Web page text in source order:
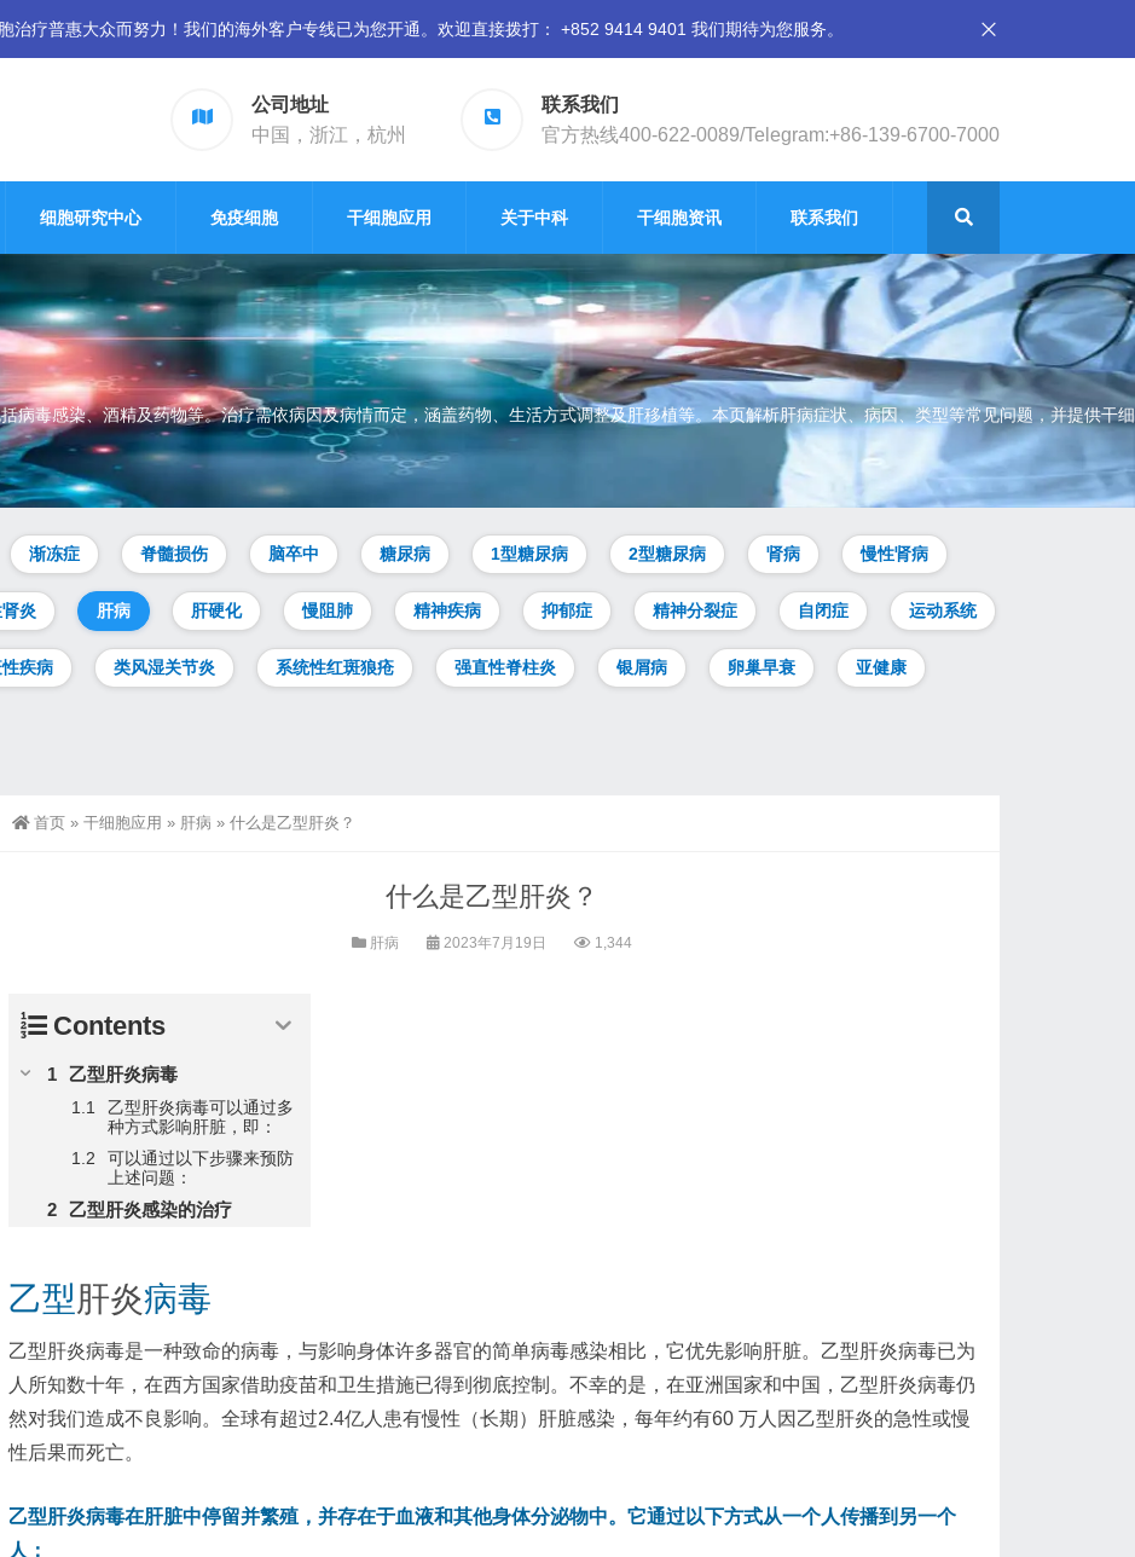
治疗普惠大众而努力！我们的海外客户专线已为您开通。欢迎直接拨打： +852 9414 9401 我们期待为您服务。
公司地址
中国，浙江，杭州
联系我们
官方热线400-622-0089/Telegram:+86-139-6700-7000
细胞研究中心 免疫细胞 干细胞应用 关于中科 干细胞资讯 联系我们
病毒感染、酒精及药物等。治疗需依病因及病情而定，涵盖药物、生活方式调整及肝移植等。本页解析肝病症状、病因、类型等常见问题，并提供干细
渐冻症 脊髓损伤 脑卒中 糖尿病 1型糖尿病 2型糖尿病 肾病 慢性肾病
炎 肝病 肝硬化 慢阻肺 精神疾病 抑郁症 精神分裂症 自闭症 运动系统
疾病 类风湿关节炎 系统性红斑狼疮 强直性脊柱炎 银屑病 卵巢早衰 亚健康
首页 » 干细胞应用 » 肝病 » 什么是乙型肝炎？
什么是乙型肝炎？
肝病 2023年7月19日 1,344
Contents
乙型肝炎病毒
乙型肝炎病毒可以通过多
种方式影响肝脏，即：
可以通过以下步骤来预防
上述问题：
乙型肝炎感染的治疗
乙型肝炎病毒
乙型肝炎病毒是一种致命的病毒，与影响身体许多器官的简单病毒感染相比，它优先影响肝脏。乙型肝炎病毒已为
人所知数十年，在西方国家借助疫苗和卫生措施已得到彻底控制。不幸的是，在亚洲国家和中国，乙型肝炎病毒仍
然对我们造成不良影响。全球有超过2.4亿人患有慢性（长期）肝脏感染，每年约有60 万人因乙型肝炎的急性或慢
性后果而死亡。
乙型肝炎病毒在肝脏中停留并繁殖，并存在于血液和其他身体分泌物中。它通过以下方式从一个人传播到另一个
人：